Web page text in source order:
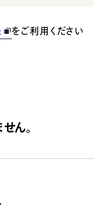
をご利用ください
ん。